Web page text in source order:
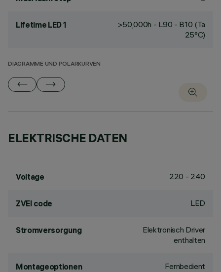
Lifetime LED 1
>50,000h - L90 - B10 (Ta
25°C)
DIAGRAMME UND POLARKURVEN
ELEKTRISCHE DATEN
Voltage 220 - 240
ZVEI code LED
Stromversorgung
Elektronisch Driver
enthalten
Montageoptionen Fernbedient